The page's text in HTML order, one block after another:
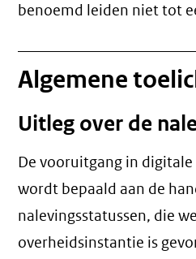
benoemd leiden niet tot
Algemene
Uitleg over de
De vooruitgang in
wordt bepaald aan de
nalevingsstatussen, die
overheidsinstantie is